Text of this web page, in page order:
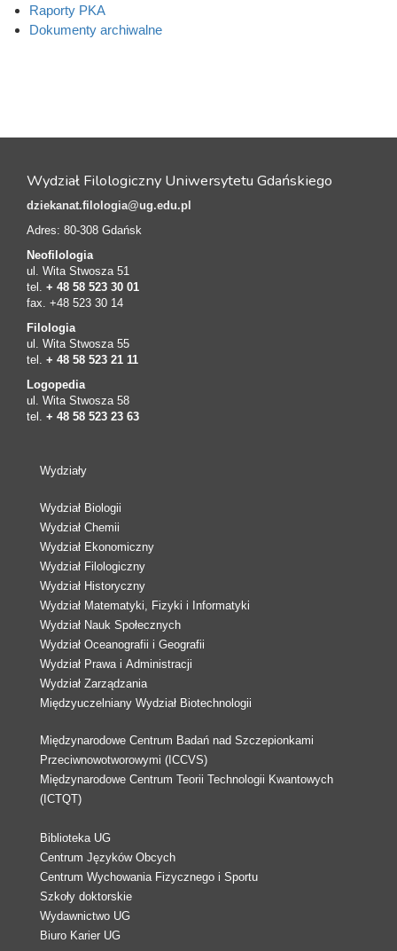
Raporty PKA
Dokumenty archiwalne
Wydział Filologiczny Uniwersytetu Gdańskiego
dziekanat.filologia@ug.edu.pl
Adres: 80-308 Gdańsk
Neofilologia
ul. Wita Stwosza 51
tel. + 48 58 523 30 01
fax. +48 523 30 14
Filologia
ul. Wita Stwosza 55
tel. + 48 58 523 21 11
Logopedia
ul. Wita Stwosza 58
tel. + 48 58 523 23 63
Wydziały
Wydział Biologii
Wydział Chemii
Wydział Ekonomiczny
Wydział Filologiczny
Wydział Historyczny
Wydział Matematyki, Fizyki i Informatyki
Wydział Nauk Społecznych
Wydział Oceanografii i Geografii
Wydział Prawa i Administracji
Wydział Zarządzania
Międzyuczelniany Wydział Biotechnologii
Międzynarodowe Centrum Badań nad Szczepionkami
Przeciwnowotworowymi (ICCVS)
Międzynarodowe Centrum Teorii Technologii Kwantowych
(ICTQT)
Biblioteka UG
Centrum Języków Obcych
Centrum Wychowania Fizycznego i Sportu
Szkoły doktorskie
Wydawnictwo UG
Biuro Karier UG